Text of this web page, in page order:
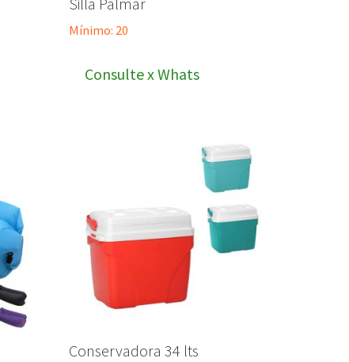
Mínimo: 20
Consulte x Whats
Conservadora 34 lts